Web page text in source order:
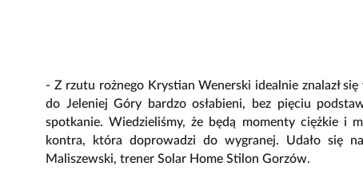
- Z rzutu rożnego Krystian Wenerski idealnie znalazł
do Jeleniej Góry bardzo osłabieni, bez pięciu
spotkanie. Wiedzieliśmy, że będą momenty ciężkie i
kontra, która doprowadzi do wygranej. Udało się
Maliszewski, trener Solar Home Stilon Gorzów.